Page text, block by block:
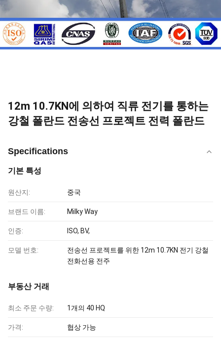
12m 10.7KN에 의하여 직류 전기를 통하는
강철 폴란드 전송선 프로젝트 전력 폴란드
Specifications
기본 특성
원산지: 중국
브랜드 이름: Milky Way
인증: ISO, BV,
모델 번호:
전송선 프로젝트를 위한 12m 10.7KN 전기 강철
전화선용 전주
부동산 거래
최소 주문 수량: 1개의 40 HQ
가격: 협상 가능